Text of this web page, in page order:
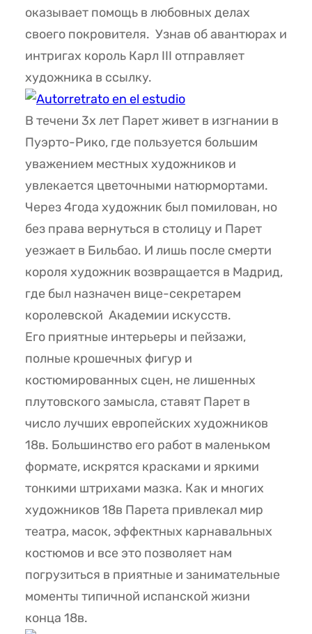
оказывает помощь в любовных делах
своего покровителя. Узнав об авантюрах и
интригах король Карл III отправляет
художника в ссылку.
В течени 3х лет Парет живет в изгнании в
Пуэрто-Рико, где пользуется большим
уважением местных художников и
увлекается цветочными натюрмортами.
Через 4года художник был помилован, но
без права вернуться в столицу и Парет
уезжает в Бильбао. И лишь после смерти
короля художник возвращается в Мадрид,
где был назначен вице-секретарем
королевской Академии искусств.
Его приятные интерьеры и пейзажи,
полные крошечных фигур и
костюмированных сцен, не лишенных
плутовского замысла, ставят Парет в
число лучших европейских художников
18в. Большинство его работ в маленьком
формате, искрятся красками и яркими
тонкими штрихами мазка. Как и многих
художников 18в Парета привлекал мир
театра, масок, эффектных карнавальных
костюмов и все это позволяет нам
погрузиться в приятные и занимательные
моменты типичной испанской жизни
конца 18в.